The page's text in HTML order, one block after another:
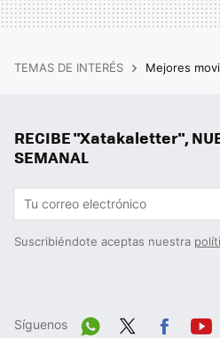
TEMAS DE INTERÉS Mejores
RECIBE "Xatakaletter",
SEMANAL
Suscribiéndote aceptas nuestra
Síguenos